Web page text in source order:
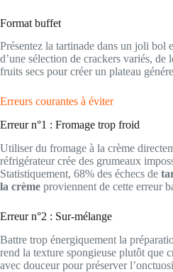
Format buffet
Présentez la tartinade dans un joli bol
d’une sélection de crackers variés, de
fruits secs pour créer un plateau
Erreurs courantes à éviter
Erreur n°1 : Fromage trop froid
Utiliser du fromage à la crème
réfrigérateur crée des grumeaux
Statistiquement, 68% des échecs de
la crème proviennent de cette erreur
Erreur n°2 : Sur-mélange
Battre trop énergiquement la
rend la texture spongieuse plutôt que
avec douceur pour préserver